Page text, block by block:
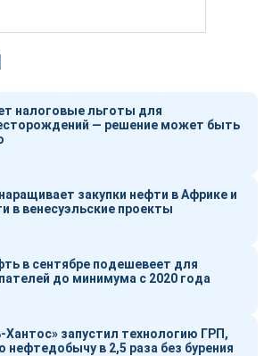
налоговые льготы для
— решение может быть
закупки нефти в Африке и
в венесуэльские проекты
в сентябре подешевеет для
до минимума с 2020 года
запустил технологию ГРП,
в 2,5 раза без бурения